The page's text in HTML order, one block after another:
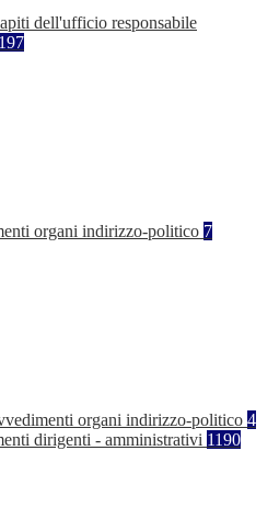
dell'ufficio responsabile
organi indirizzo-politico 7
organi indirizzo-politico 4
dirigenti - amministrativi 1190